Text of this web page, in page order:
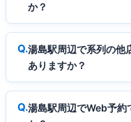
か？
湯島駅周辺で系列の他
ありますか？
湯島駅周辺でWeb予約